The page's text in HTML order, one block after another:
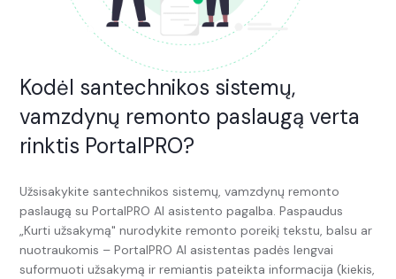
Kodėl santechnikos sistemų,
vamzdynų remonto paslaugą verta
rinktis PortalPRO?
Užsisakykite santechnikos sistemų, vamzdynų remonto
paslaugą su PortalPRO AI asistento pagalba. Paspaudus
„Kurti užsakymą" nurodykite remonto poreikį tekstu, balsu ar
nuotraukomis – PortalPRO AI asistentas padės lengvai
suformuoti užsakymą ir remiantis pateikta informacija (kiekis,